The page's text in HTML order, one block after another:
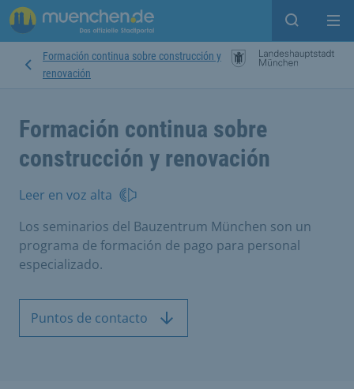
Open
Formación continua sobre construcción y
renovación
Formación continua sobre
construcción y renovación
Leer en voz alta
Los seminarios del Bauzentrum München son un
programa de formación de pago para personal
especializado.
Puntos de contacto